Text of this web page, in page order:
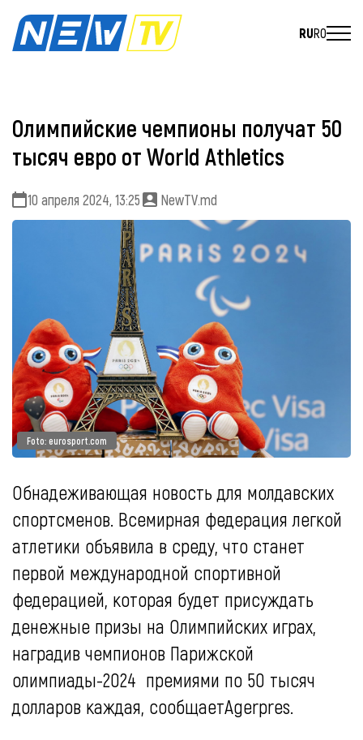
RURO
Олимпийские чемпионы получат 50
тысяч евро от World Athletics
10 апреля 2024, 13:25 NewTV.md
Foto: eurosport.com
Обнадеживающая новость для молдавских
спортсменов. Всемирная федерация легкой
атлетики объявила в среду, что станет
первой международной спортивной
федерацией, которая будет присуждать
денежные призы на Олимпийских играх,
наградив чемпионов Парижской
олимпиады-2024 премиями по 50 тысяч
долларов каждая, сообщаетAgerpres.